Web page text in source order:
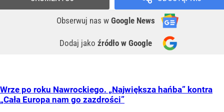
Obserwuj nas w Google News
Dodaj jako źródło w Google
Wrze po roku Nawrockiego. „Największa hańba” kontra
„Cała Europa nam go zazdrości”